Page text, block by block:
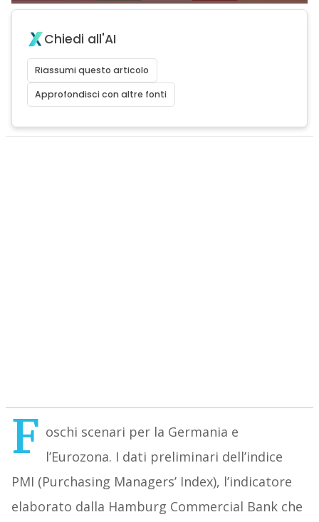
Chiedi all'AI
Riassumi questo articolo
Approfondisci con altre fonti
F oschi scenari per la Germania e
l’Eurozona. I dati preliminari dell’indice
PMI (Purchasing Managers’ Index), l’indicatore
elaborato dalla Hamburg Commercial Bank che